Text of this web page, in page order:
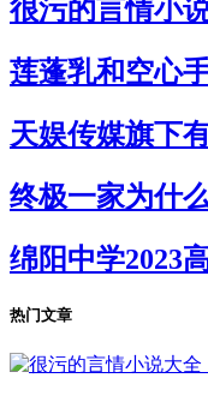
很污的言情小
莲蓬乳和空心
天娱传媒旗下
终极一家为什
绵阳中学2023
热门文章